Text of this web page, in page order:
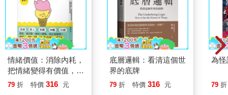
情緒價值：消除內耗，
把情緒變得有價值，跟
誰都能自在相處
79 折 特價 316 元
底層邏輯：看清這個世
界的底牌
79 折 特價 316 元
為怪
79 折